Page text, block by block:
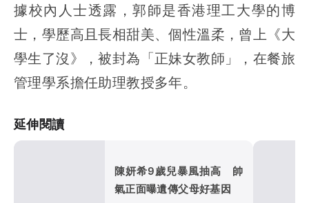
據校內人士透露，郭師是香港理工大學的博
士，學歷高且長相甜美、個性溫柔，曾上《大
學生了沒》，被封為「正妹女教師」，在餐旅
管理學系擔任助理教授多年。
延伸閱讀
陳妍希9歲兒暴風抽高 帥
氣正面曝遺傳父母好基因